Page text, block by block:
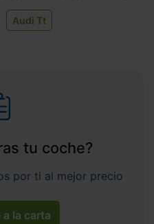
Audi Tt
tu coche?
por ti al mejor precio
a la carta